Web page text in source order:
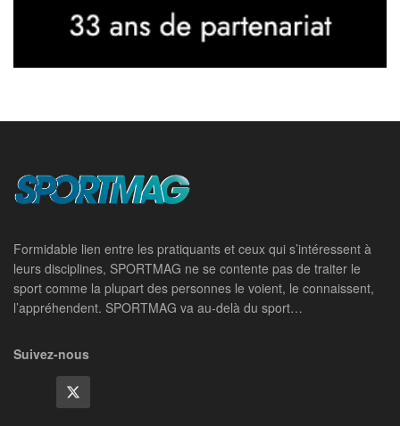
Formidable lien entre les pratiquants et ceux qui s’intéressent à
leurs disciplines, SPORTMAG ne se contente pas de traiter le
sport comme la plupart des personnes le voient, le connaissent,
l’appréhendent. SPORTMAG va au-delà du sport…
Suivez-nous